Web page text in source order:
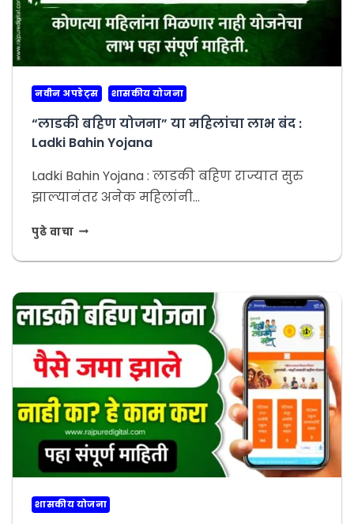
नवीन अपडेट्स शासकीय योजना
“लाडकी बहिण योजना” या महिलांचा लाभ बंद :
Ladki Bahin Yojana
Ladki Bahin Yojana : लाडकी बहिण राज्यात सुरु
झाल्यानंतर अनेक महिलांनी…
पुढे वाचा
शासकीय योजना